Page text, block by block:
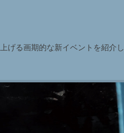
げる画期的な新イベントを紹介し